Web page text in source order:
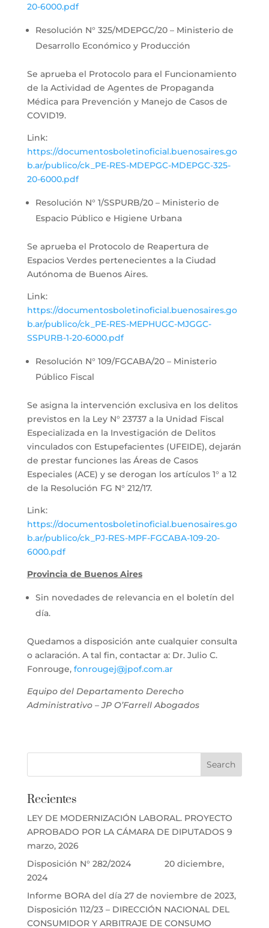
20-6000.pdf
Resolución N° 325/MDEPGC/20 – Ministerio de
Desarrollo Económico y Producción
Se aprueba el Protocolo para el Funcionamiento
de la Actividad de Agentes de Propaganda
Médica para Prevención y Manejo de Casos de
COVID19.
Link:
https://documentosboletinoficial.buenosaires.go
b.ar/publico/ck_PE-RES-MDEPGC-MDEPGC-325-
20-6000.pdf
Resolución N° 1/SSPURB/20 – Ministerio de
Espacio Público e Higiene Urbana
Se aprueba el Protocolo de Reapertura de
Espacios Verdes pertenecientes a la Ciudad
Autónoma de Buenos Aires.
Link:
https://documentosboletinoficial.buenosaires.go
b.ar/publico/ck_PE-RES-MEPHUGC-MJGGC-
SSPURB-1-20-6000.pdf
Resolución N° 109/FGCABA/20 – Ministerio
Público Fiscal
Se asigna la intervención exclusiva en los delitos
previstos en la Ley N° 23737 a la Unidad Fiscal
Especializada en la Investigación de Delitos
vinculados con Estupefacientes (UFEIDE), dejarán
de prestar funciones las Áreas de Casos
Especiales (ACE) y se derogan los artículos 1° a 12
de la Resolución FG N° 212/17.
Link:
https://documentosboletinoficial.buenosaires.go
b.ar/publico/ck_PJ-RES-MPF-FGCABA-109-20-
6000.pdf
Provincia de Buenos Aires
Sin novedades de relevancia en el boletín del
día.
Quedamos a disposición ante cualquier consulta
o aclaración. A tal fin, contactar a: Dr. Julio C.
Fonrouge, fonrougej@jpof.com.ar
Equipo del Departamento Derecho
Administrativo – JP O’Farrell Abogados
Recientes
LEY DE MODERNIZACIÓN LABORAL. PROYECTO
APROBADO POR LA CÁMARA DE DIPUTADOS 9
marzo, 2026
Disposición N° 282/2024
20 diciembre,
2024
Informe BORA del día 27 de noviembre de 2023,
Disposición 112/23 – DIRECCIÓN NACIONAL DEL
CONSUMIDOR Y ARBITRAJE DE CONSUMO